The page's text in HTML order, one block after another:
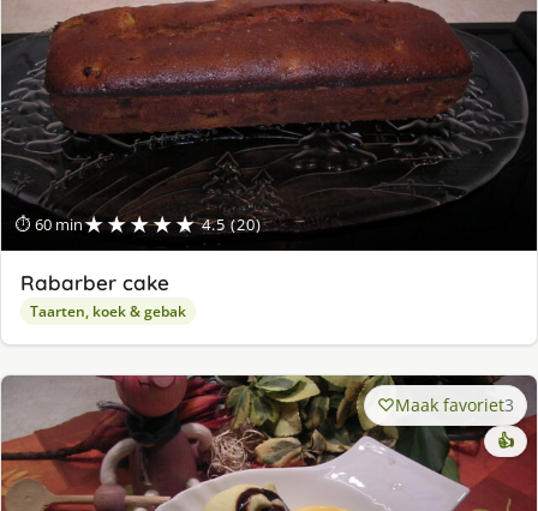
⏱ 60 min★★★★★ 4.5 (20)
Rabarber cake
Taarten, koek & gebak
Maak favoriet3
👍